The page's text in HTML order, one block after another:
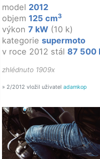
model 2012
objem 125 cm3
výkon 7 kW (10 k)
kategorie supermoto
v roce 2012 stál 87 500
zhlédnuto 1909x
» 2/2012 vložil uživatel adamkop